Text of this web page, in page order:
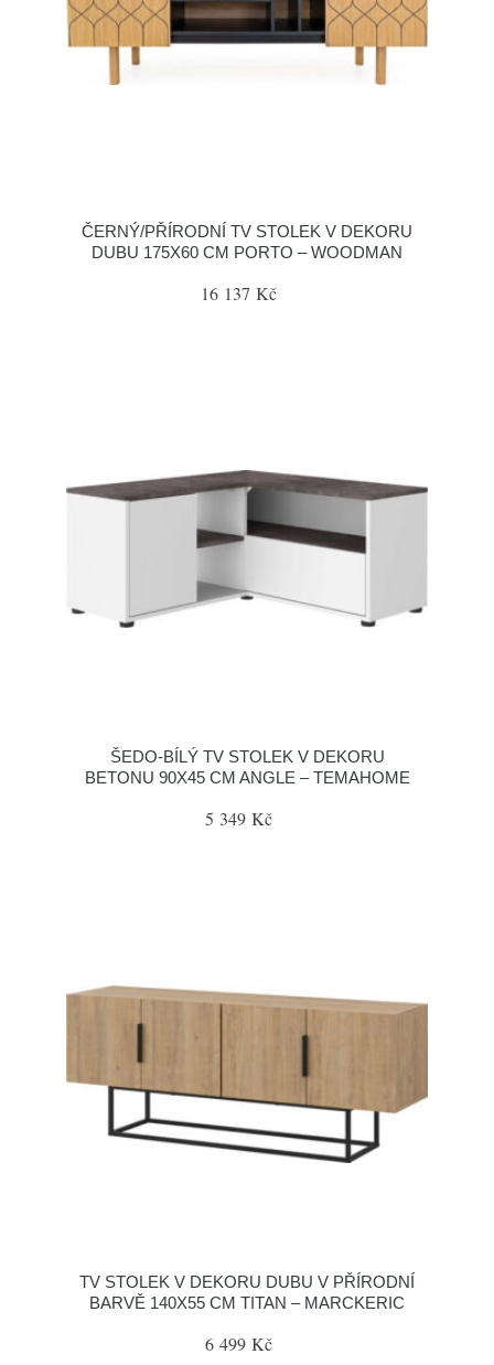
ČERNÝ/PŘÍRODNÍ TV STOLEK V DEKORU
DUBU 175X60 CM PORTO – WOODMAN
16 137 Kč
ŠEDO-BÍLÝ TV STOLEK V DEKORU
BETONU 90X45 CM ANGLE – TEMAHOME
5 349 Kč
TV STOLEK V DEKORU DUBU V PŘÍRODNÍ
BARVĚ 140X55 CM TITAN – MARCKERIC
6 499 Kč